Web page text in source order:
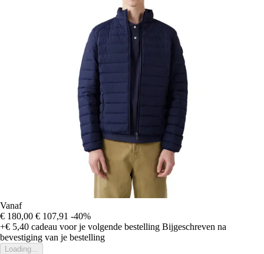
Vanaf
€ 180,00 € 107,91 -40%
+€ 5,40 cadeau voor je volgende bestelling Bijgeschreven na
bevestiging van je bestelling
Loading...